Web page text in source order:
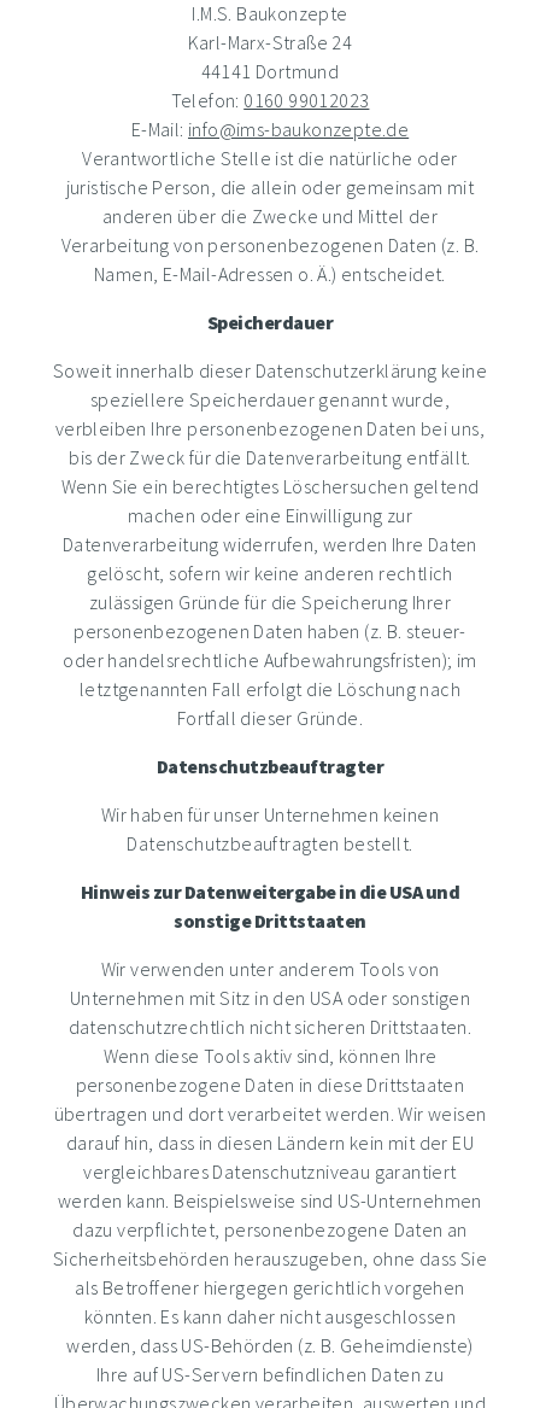
I.M.S. Baukonzepte
Karl-Marx-Straße 24
44141 Dortmund
Telefon: 0160 99012023
E-Mail: info@ims-baukonzepte.de
Verantwortliche Stelle ist die natürliche oder
juristische Person, die allein oder gemeinsam mit
anderen über die Zwecke und Mittel der
Verarbeitung von personenbezogenen Daten (z. B.
Namen, E-Mail-Adressen o. Ä.) entscheidet.
Speicherdauer
Soweit innerhalb dieser Datenschutzerklärung keine
speziellere Speicherdauer genannt wurde,
verbleiben Ihre personenbezogenen Daten bei uns,
bis der Zweck für die Datenverarbeitung entfällt.
Wenn Sie ein berechtigtes Löschersuchen geltend
machen oder eine Einwilligung zur
Datenverarbeitung widerrufen, werden Ihre Daten
gelöscht, sofern wir keine anderen rechtlich
zulässigen Gründe für die Speicherung Ihrer
personenbezogenen Daten haben (z. B. steuer-
oder handelsrechtliche Aufbewahrungsfristen); im
letztgenannten Fall erfolgt die Löschung nach
Fortfall dieser Gründe.
Datenschutzbeauftragter
Wir haben für unser Unternehmen keinen
Datenschutzbeauftragten bestellt.
Hinweis zur Datenweitergabe in die USA und
sonstige Drittstaaten
Wir verwenden unter anderem Tools von
Unternehmen mit Sitz in den USA oder sonstigen
datenschutzrechtlich nicht sicheren Drittstaaten.
Wenn diese Tools aktiv sind, können Ihre
personenbezogene Daten in diese Drittstaaten
übertragen und dort verarbeitet werden. Wir weisen
darauf hin, dass in diesen Ländern kein mit der EU
vergleichbares Datenschutzniveau garantiert
werden kann. Beispielsweise sind US-Unternehmen
dazu verpflichtet, personenbezogene Daten an
Sicherheitsbehörden herauszugeben, ohne dass Sie
als Betroffener hiergegen gerichtlich vorgehen
könnten. Es kann daher nicht ausgeschlossen
werden, dass US-Behörden (z. B. Geheimdienste)
Ihre auf US-Servern befindlichen Daten zu
Überwachungszwecken verarbeiten, auswerten und